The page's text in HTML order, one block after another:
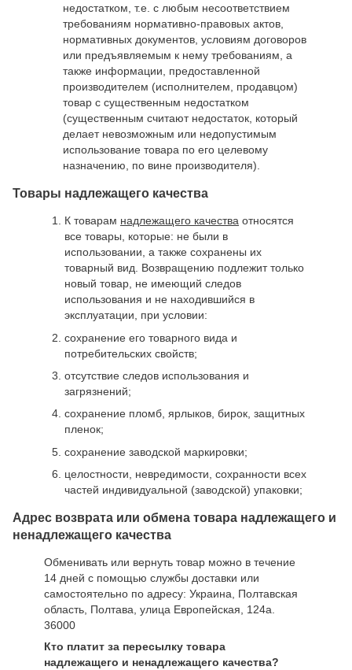
недостатком, т.е. с любым несоответствием
требованиям нормативно-правовых актов,
нормативных документов, условиям договоров
или предъявляемым к нему требованиям, а
также информации, предоставленной
производителем (исполнителем, продавцом)
товар с существенным недостатком
(существенным считают недостаток, который
делает невозможным или недопустимым
использование товара по его целевому
назначению, по вине производителя).
Товары надлежащего качества
К товарам надлежащего качества относятся
все товары, которые: не были в
использовании, а также сохранены их
товарный вид. Возвращению подлежит только
новый товар, не имеющий следов
использования и не находившийся в
эксплуатации, при условии:
сохранение его товарного вида и
потребительских свойств;
отсутствие следов использования и
загрязнений;
сохранение пломб, ярлыков, бирок, защитных
пленок;
сохранение заводской маркировки;
целостности, невредимости, сохранности всех
частей индивидуальной (заводской) упаковки;
Адрес возврата или обмена товара надлежащего и
ненадлежащего качества
Обменивать или вернуть товар можно в течение
14 дней с помощью службы доставки или
самостоятельно по адресу: Украина, Полтавская
область, Полтава, улица Европейская, 124а.
36000
Кто платит за пересылку товара
надлежащего и ненадлежащего качества?